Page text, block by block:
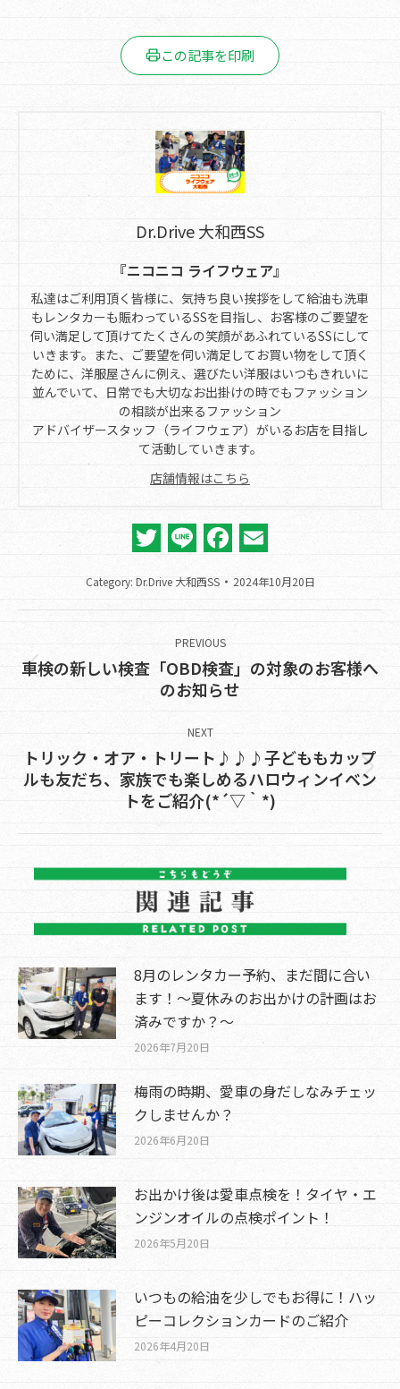
この記事を印刷
Dr.Drive 大和西SS
『ニコニコ ライフウェア』
私達はご利用頂く皆様に、気持ち良い挨拶をして給油も洗車
もレンタカーも賑わっているSSを目指し、お客様のご要望を
伺い満足して頂けてたくさんの笑顔があふれているSSにして
いきます。また、ご要望を伺い満足してお買い物をして頂く
ために、洋服屋さんに例え、選びたい洋服はいつもきれいに
並んでいて、日常でも大切なお出掛けの時でもファッション
の相談が出来るファッション
アドバイザースタッフ（ライフウェア）がいるお店を目指し
て活動していきます。
店舗情報はこちら
Twitter
LineFacebook
Category: Dr.Drive 大和西SS 2024年10月20日
navigation
PREVIOUS
Previous
post:
車検の新しい検査「OBD検査」の対象のお客様へ
のお知らせ
NEXT
Next
post:
トリック・オア・トリート♪♪♪子どももカップ
ルも友だち、家族でも楽しめるハロウィンイベン
トをご紹介(*´▽｀*)
8月のレンタカー予約、まだ間に合い
ます！～夏休みのお出かけの計画はお
済みですか？～
2026年7月20日
梅雨の時期、愛車の身だしなみチェッ
クしませんか？
2026年6月20日
お出かけ後は愛車点検を！タイヤ・エ
ンジンオイルの点検ポイント！
2026年5月20日
いつもの給油を少しでもお得に！ハッ
ピーコレクションカードのご紹介
2026年4月20日